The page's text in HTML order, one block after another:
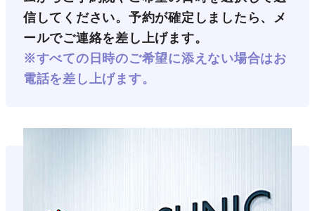
信してください。予約が確定しましたら、メ
ールでご連絡を差し上げます。
※すべての日時のご希望に添えない場合はお
電話を差し上げます。